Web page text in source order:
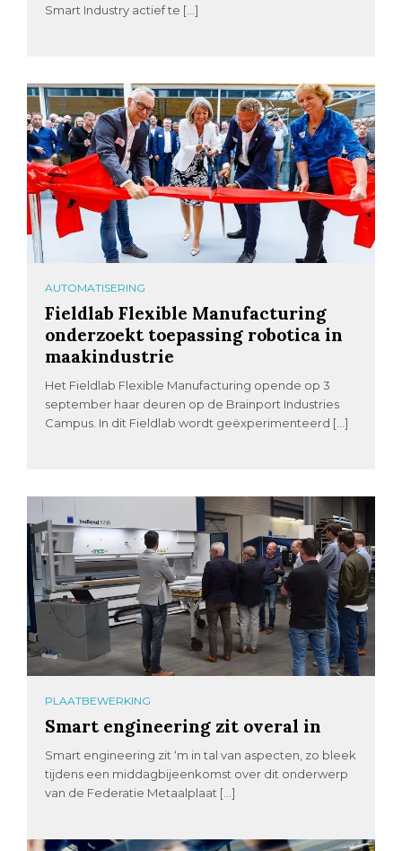
Smart Industry actief te […]
AUTOMATISERING
Fieldlab Flexible Manufacturing
onderzoekt toepassing robotica in
maakindustrie
Het Fieldlab Flexible Manufacturing opende op 3
september haar deuren op de Brainport Industries
Campus. In dit Fieldlab wordt geëxperimenteerd […]
PLAATBEWERKING
Smart engineering zit overal in
Smart engineering zit ‘m in tal van aspecten, zo bleek
tijdens een middagbijeenkomst over dit onderwerp
van de Federatie Metaalplaat […]